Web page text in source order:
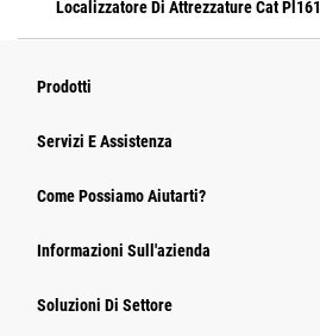
Localizzatore Di Attrezzature Cat Pl161
Prodotti
Servizi E Assistenza
Come Possiamo Aiutarti?
Informazioni Sull'azienda
Soluzioni Di Settore